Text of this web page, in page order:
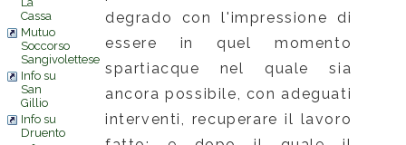
Cassa
Mutuo
Soccorso
Sangivolettese
Info su
San
Gillio
Info su
Druento
degrado con l'impressione di
essere in quel momento
spartiacque nel quale sia
ancora possibile, con adeguati
interventi, recuperare il lavoro